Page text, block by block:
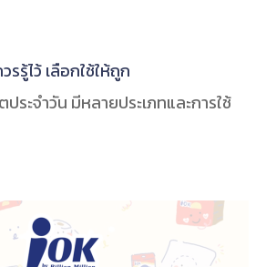
รรู้ไว้ เลือกใช้ให้ถูก
ระจำวัน มีหลายประเภทและการใช้